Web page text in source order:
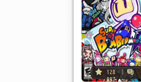
128
897